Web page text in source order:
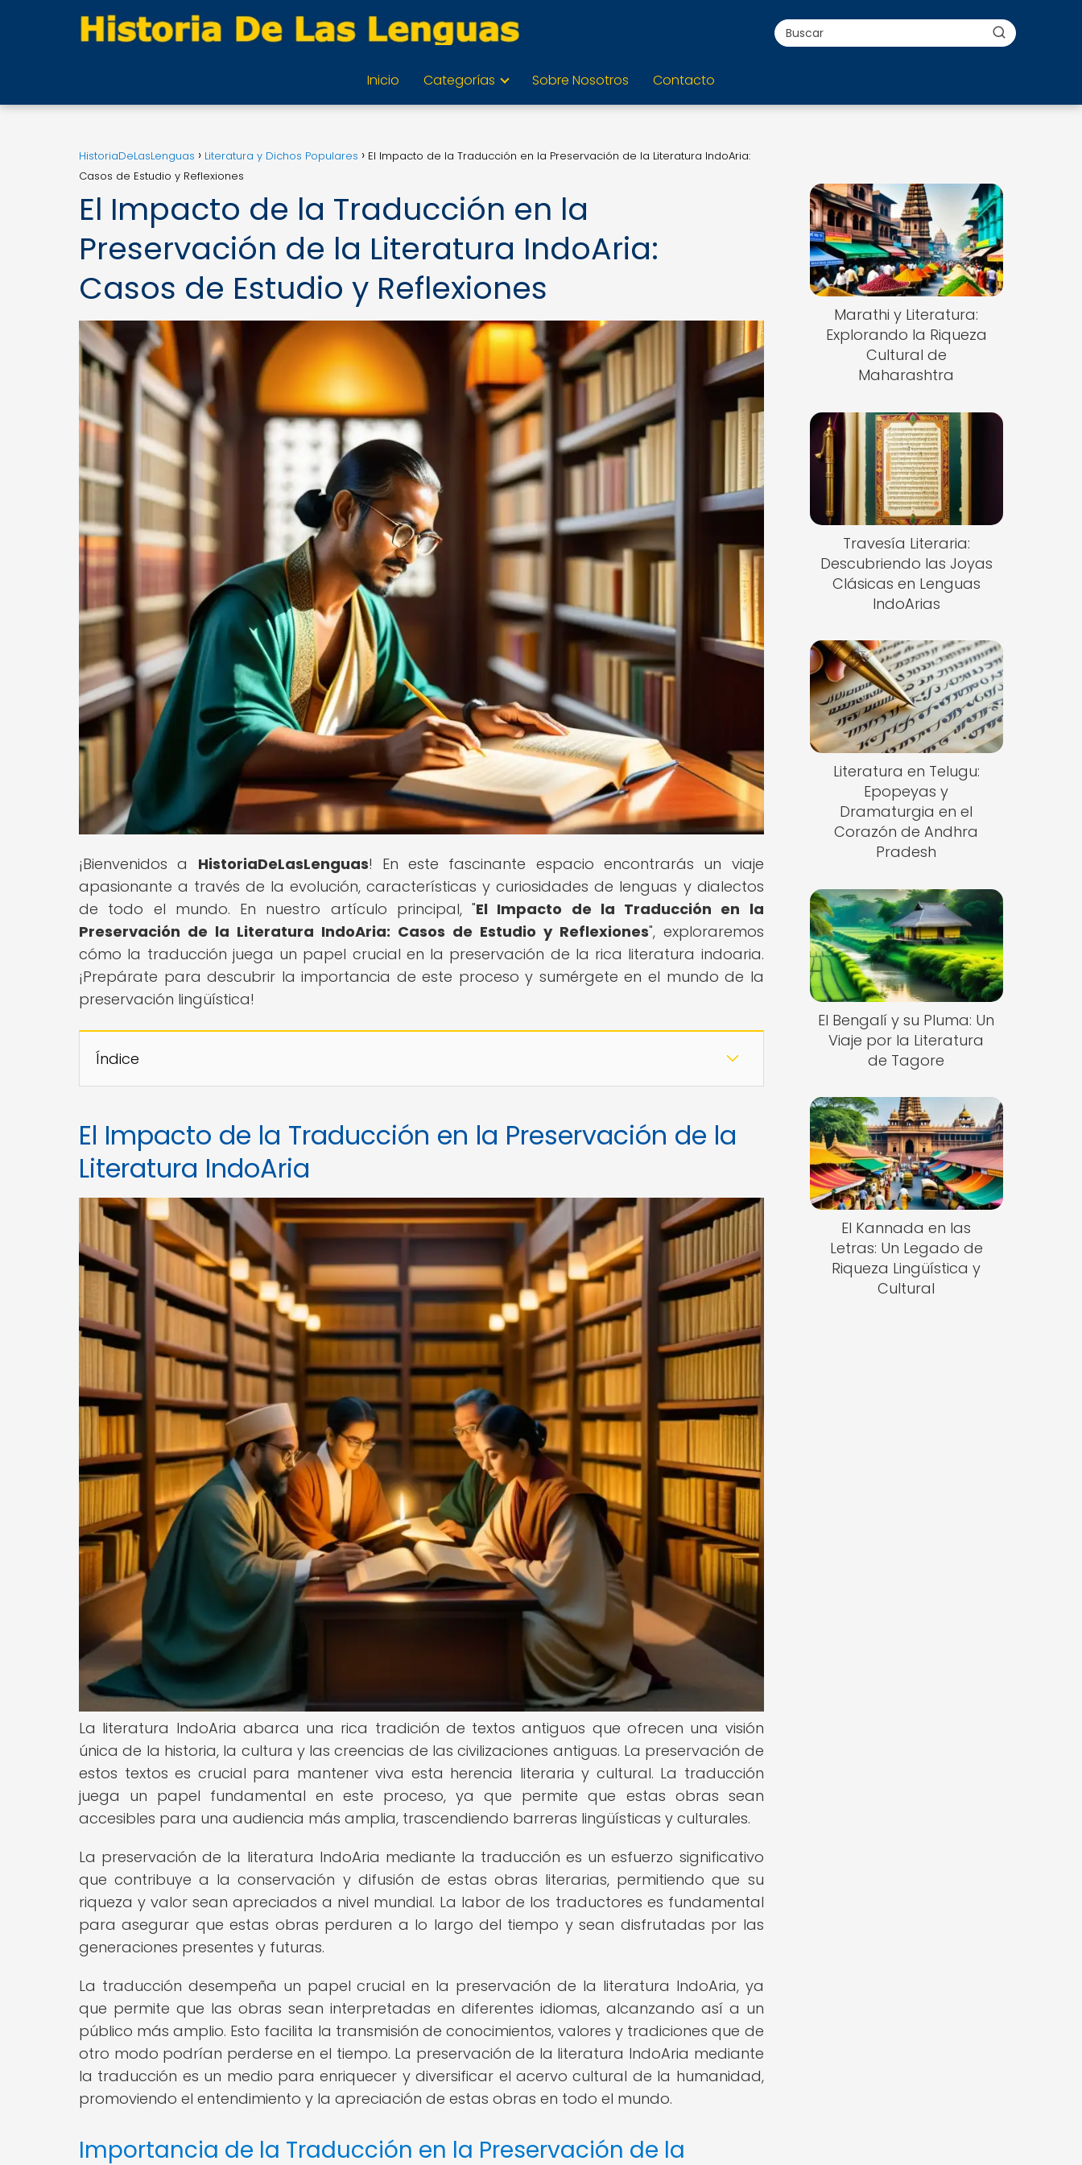
Inicio Categorías Sobre Nosotros Contacto
HistoriaDeLasLenguas Literatura y Dichos Populares
El Impacto de la Traducción en la Preservación de la Literatura IndoAria:
Casos de Estudio y Reflexiones
El Impacto de la Traducción en la
Preservación de la Literatura IndoAria:
Casos de Estudio y Reflexiones
¡Bienvenidos a HistoriaDeLasLenguas! En este fascinante espacio encontrarás un viaje
apasionante a través de la evolución, características y curiosidades de lenguas y dialectos
de todo el mundo. En nuestro artículo principal, "El Impacto de la Traducción en la
Preservación de la Literatura IndoAria: Casos de Estudio y Reflexiones", exploraremos
cómo la traducción juega un papel crucial en la preservación de la rica literatura indoaria.
¡Prepárate para descubrir la importancia de este proceso y sumérgete en el mundo de la
preservación lingüística!
Índice
El Impacto de la Traducción en la Preservación de la
Literatura IndoAria
La literatura IndoAria abarca una rica tradición de textos antiguos que ofrecen una visión
única de la historia, la cultura y las creencias de las civilizaciones antiguas. La preservación de
estos textos es crucial para mantener viva esta herencia literaria y cultural. La traducción
juega un papel fundamental en este proceso, ya que permite que estas obras sean
accesibles para una audiencia más amplia, trascendiendo barreras lingüísticas y culturales.
La preservación de la literatura IndoAria mediante la traducción es un esfuerzo significativo
que contribuye a la conservación y difusión de estas obras literarias, permitiendo que su
riqueza y valor sean apreciados a nivel mundial. La labor de los traductores es fundamental
para asegurar que estas obras perduren a lo largo del tiempo y sean disfrutadas por las
generaciones presentes y futuras.
La traducción desempeña un papel crucial en la preservación de la literatura IndoAria, ya
que permite que las obras sean interpretadas en diferentes idiomas, alcanzando así a un
público más amplio. Esto facilita la transmisión de conocimientos, valores y tradiciones que de
otro modo podrían perderse en el tiempo. La preservación de la literatura IndoAria mediante
la traducción es un medio para enriquecer y diversificar el acervo cultural de la humanidad,
promoviendo el entendimiento y la apreciación de estas obras en todo el mundo.
Importancia de la Traducción en la Preservación de la
Marathi y Literatura:
Explorando la Riqueza
Cultural de
Maharashtra
Travesía Literaria:
Descubriendo las Joyas
Clásicas en Lenguas
IndoArias
Literatura en Telugu:
Epopeyas y
Dramaturgia en el
Corazón de Andhra
Pradesh
El Bengalí y su Pluma: Un
Viaje por la Literatura
de Tagore
El Kannada en las
Letras: Un Legado de
Riqueza Lingüística y
Cultural